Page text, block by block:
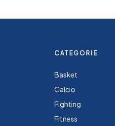
CATEGORIE
Basket
Calcio
Fighting
Fitness